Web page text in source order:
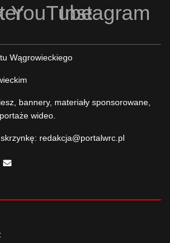
YouTubeInstagram
Wągrowieckiego
bannery, materiały sponsorowane,
wideo.
redakcja@portalwrc.pl